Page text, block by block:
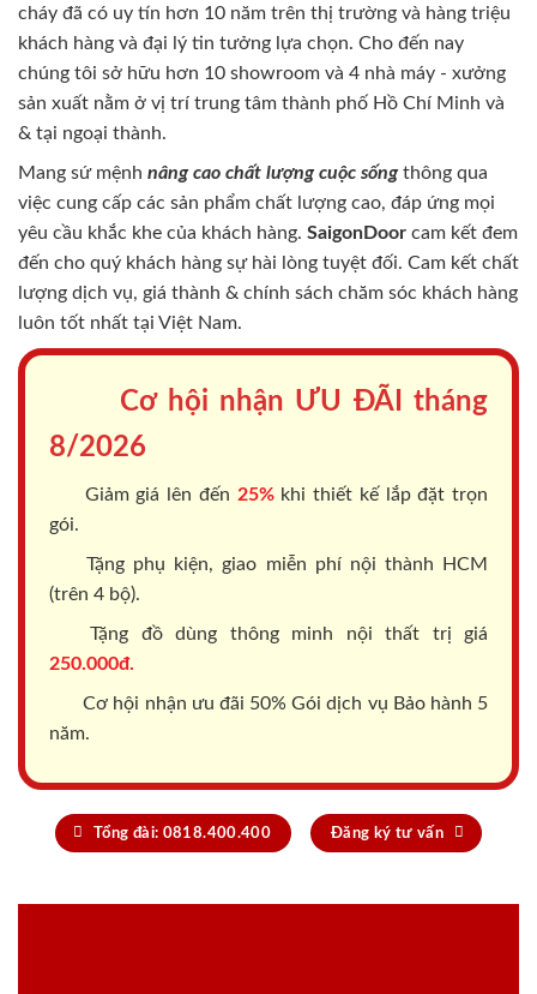
cháy đã có uy tín hơn 10 năm trên thị trường và hàng triệu
khách hàng và đại lý tin tưởng lựa chọn. Cho đến nay
chúng tôi sở hữu hơn 10 showroom và 4 nhà máy - xưởng
sản xuất nằm ở vị trí trung tâm thành phố Hồ Chí Minh và
& tại ngoại thành.
Mang sứ mệnh nâng cao chất lượng cuộc sốngthông qua
việc cung cấp các sản phẩm chất lượng cao, đáp ứng mọi
yêu cầu khắc khe của khách hàng. SaigonDoor cam kết đem
đến cho quý khách hàng sự hài lòng tuyệt đối. Cam kết chất
lượng dịch vụ, giá thành & chính sách chăm sóc khách hàng
luôn tốt nhất tại Việt Nam.
Cơ hội nhận ƯU ĐÃI tháng
8/2026
Giảm giá lên đến 25%khi thiết kế lắp đặt trọn
gói.
Tặng phụ kiện, giao miễn phí nội thành HCM
(trên 4 bộ).
Tặng đồ dùng thông minh nội thất trị giá
250.000đ.
Cơ hội nhận ưu đãi 50% Gói dịch vụ Bảo hành 5
năm.
Tổng đài: 0818.400.400 Đăng ký tư vấn